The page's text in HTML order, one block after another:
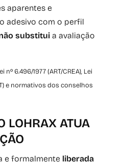
aparentes e
adesivo com o perfil
substitui a avaliação
6.496/1977 (ART/CREA), Lei
e normativos dos conselhos
LOHRAX ATUA
e formalmente liberada